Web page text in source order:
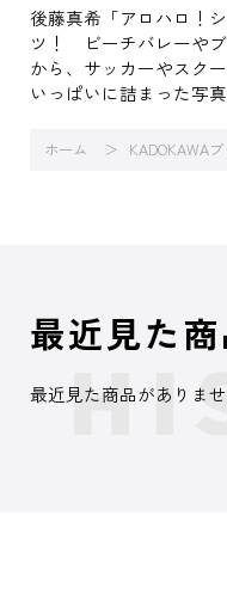
後藤真希「アロハロ！
ツ！ ビーチバレーや
から、サッカーやスク
いっぱいに詰まった写真
ホーム KADOKAWA
最近見た商
最近見た商品がありませ